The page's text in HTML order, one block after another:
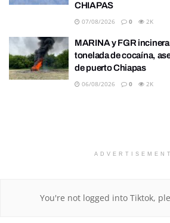
CHIAPAS
07/08/2026 0 2K
MARINA y FGR
tonelada de cocaína,
de puerto Chiapas
06/08/2026 0 2K
ADVERTISEMENT
You're not logged into Tiktok,